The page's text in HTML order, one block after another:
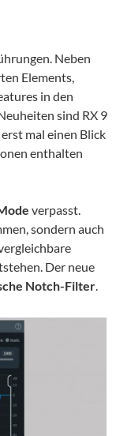
Neben
Elements,
in den
sind RX 9
mal einen Blick
enthalten
verpasst.
sondern auch
Der neue
Notch-Filter.